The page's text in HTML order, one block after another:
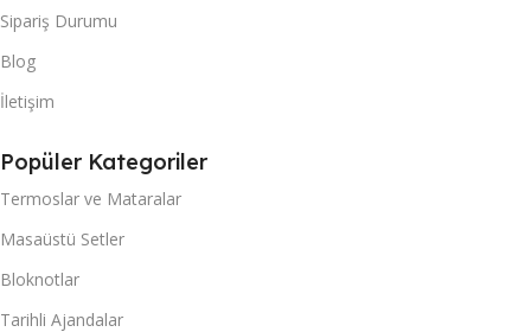
Sipariş Durumu
Blog
İletişim
Popüler Kategoriler
Termoslar ve Mataralar
Masaüstü Setler
Bloknotlar
Tarihli Ajandalar